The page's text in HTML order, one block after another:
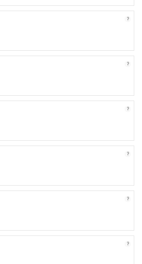
?
?
?
?
?
?